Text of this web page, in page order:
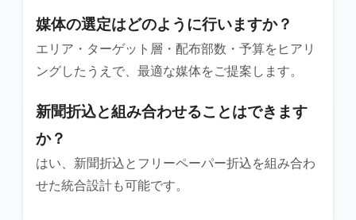
媒体の選定はどのように行いますか？
エリア・ターゲット層・配布部数・予算をヒアリ
ングしたうえで、最適な媒体をご提案します。
新聞折込と組み合わせることはできます
か？
はい、新聞折込とフリーペーパー折込を組み合わ
せた統合設計も可能です。